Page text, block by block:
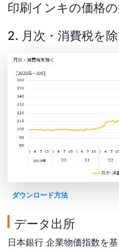
印刷インキの価格
2. 月次・消費税を除
ダウンロード方法
データ出所
日本銀行 企業物価指数を